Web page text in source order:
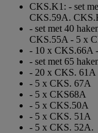
sterren.
CKS.K1: - set
CKS.59A.
- set met 40
CKS.55A - 5 x
- 10 x CKS.66A
- set met 65
- 20 x CKS. 61A
- 5 x CKS. 67A
- 5 x CKS68A
- 5 x CKS.50A
- 5 x CKS. 51A
- 5 x CKS. 52A.